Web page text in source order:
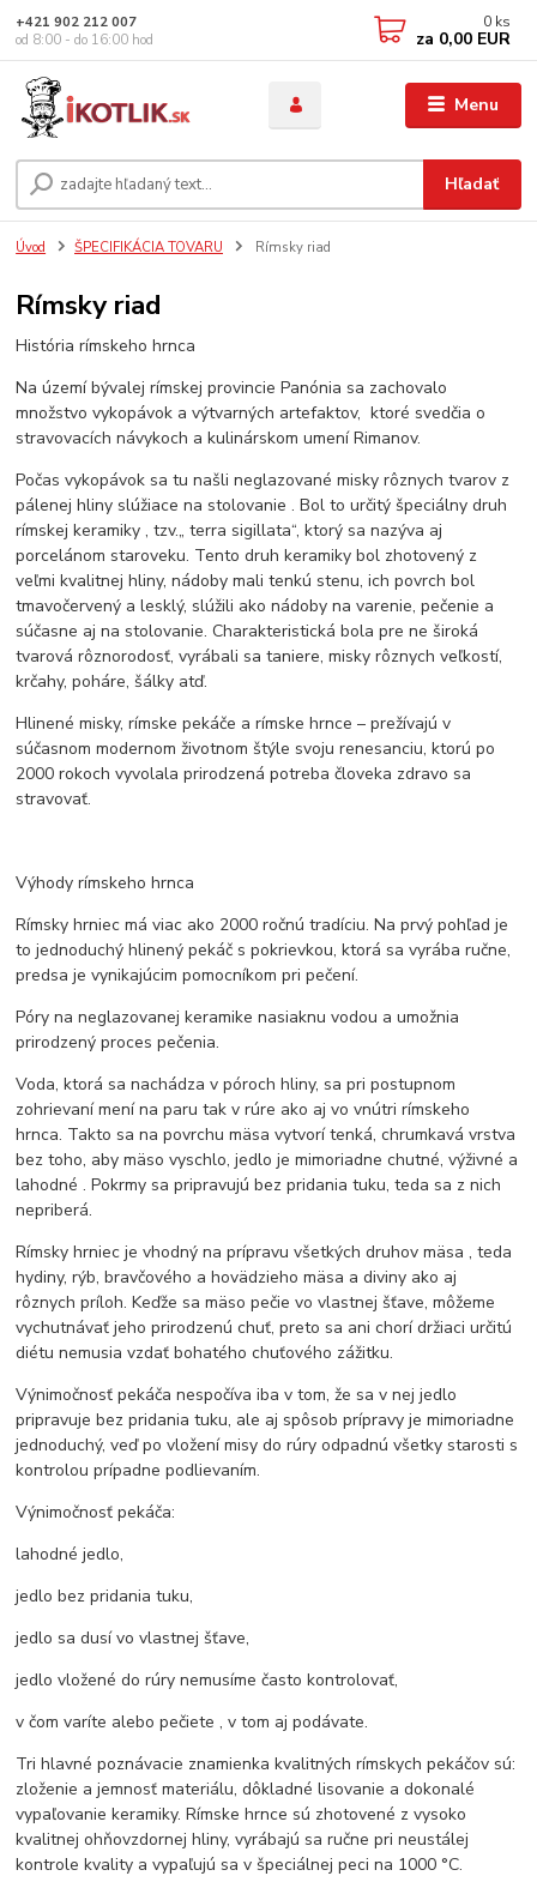
Menu
Hľadať
+421 902 212 007
od 8:00 - do 16:00 hod
0 ks
za 0,00 EUR
Úvod ŠPECIFIKÁCIA TOVARU Rímsky riad
Rímsky riad
História rímskeho hrnca
Na území bývalej rímskej provincie Panónia sa zachovalo
množstvo vykopávok a výtvarných artefaktov, ktoré svedčia o
stravovacích návykoch a kulinárskom umení Rimanov.
Počas vykopávok sa tu našli neglazované misky rôznych tvarov z
pálenej hliny slúžiace na stolovanie . Bol to určitý špeciálny druh
rímskej keramiky , tzv.„ terra sigillata“, ktorý sa nazýva aj
porcelánom staroveku. Tento druh keramiky bol zhotovený z
veľmi kvalitnej hliny, nádoby mali tenkú stenu, ich povrch bol
tmavočervený a lesklý, slúžili ako nádoby na varenie, pečenie a
súčasne aj na stolovanie. Charakteristická bola pre ne široká
tvarová rôznorodosť, vyrábali sa taniere, misky rôznych veľkostí,
krčahy, poháre, šálky atď.
Hlinené misky, rímske pekáče a rímske hrnce – prežívajú v
súčasnom modernom životnom štýle svoju renesanciu, ktorú po
2000 rokoch vyvolala prirodzená potreba človeka zdravo sa
stravovať.
Výhody rímskeho hrnca
Rímsky hrniec má viac ako 2000 ročnú tradíciu. Na prvý pohľad je
to jednoduchý hlinený pekáč s pokrievkou, ktorá sa vyrába ručne,
predsa je vynikajúcim pomocníkom pri pečení.
Póry na neglazovanej keramike nasiaknu vodou a umožnia
prirodzený proces pečenia.
Voda, ktorá sa nachádza v póroch hliny, sa pri postupnom
zohrievaní mení na paru tak v rúre ako aj vo vnútri rímskeho
hrnca. Takto sa na povrchu mäsa vytvorí tenká, chrumkavá vrstva
bez toho, aby mäso vyschlo, jedlo je mimoriadne chutné, výživné a
lahodné . Pokrmy sa pripravujú bez pridania tuku, teda sa z nich
nepriberá.
Rímsky hrniec je vhodný na prípravu všetkých druhov mäsa , teda
hydiny, rýb, bravčového a hovädzieho mäsa a diviny ako aj
rôznych príloh. Keďže sa mäso pečie vo vlastnej šťave, môžeme
vychutnávať jeho prirodzenú chuť, preto sa ani chorí držiaci určitú
diétu nemusia vzdať bohatého chuťového zážitku.
Výnimočnosť pekáča nespočíva iba v tom, že sa v nej jedlo
pripravuje bez pridania tuku, ale aj spôsob prípravy je mimoriadne
jednoduchý, veď po vložení misy do rúry odpadnú všetky starosti s
kontrolou prípadne podlievaním.
Výnimočnosť pekáča:
lahodné jedlo,
jedlo bez pridania tuku,
jedlo sa dusí vo vlastnej šťave,
jedlo vložené do rúry nemusíme často kontrolovať,
v čom varíte alebo pečiete , v tom aj podávate.
Tri hlavné poznávacie znamienka kvalitných rímskych pekáčov sú:
zloženie a jemnosť materiálu, dôkladné lisovanie a dokonalé
vypaľovanie keramiky. Rímske hrnce sú zhotovené z vysoko
kvalitnej ohňovzdornej hliny, vyrábajú sa ručne pri neustálej
kontrole kvality a vypaľujú sa v špeciálnej peci na 1000 °C.